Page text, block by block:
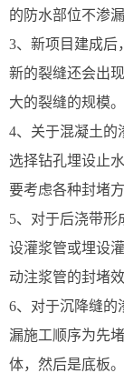
的防水部位不渗
3、新项目建成后
新的裂缝还会出
大的裂缝的规模。
4、关于混凝土的
选择钻孔埋设止
要考虑各种封堵
5、对于后浇带形
设灌浆管或埋设
动注浆管的封堵
6、对于沉降缝的
漏施工顺序为先
体，然后是底板。